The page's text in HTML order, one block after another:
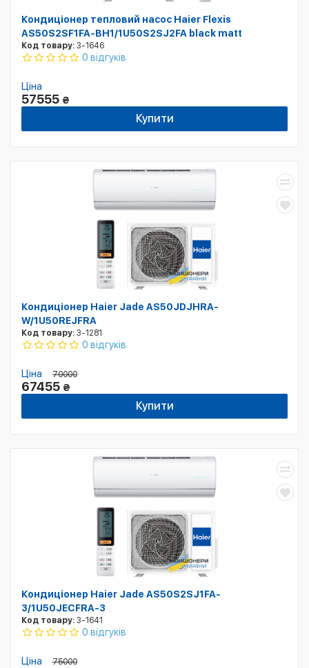
Кондиціонер тепловий насос Haier Flexis
AS50S2SF1FA-BH1/1U50S2SJ2FA black matt
Код товару: 3-1646
0 відгуків
Ціна
57555 ₴
Купити
Кондиціонер Haier Jade AS50JDJHRA-
W/1U50REJFRA
Код товару: 3-1281
0 відгуків
Ціна 70000
67455 ₴
Купити
Кондиціонер Haier Jade AS50S2SJ1FA-
3/1U50JECFRA-3
Код товару: 3-1641
0 відгуків
Ціна 75000